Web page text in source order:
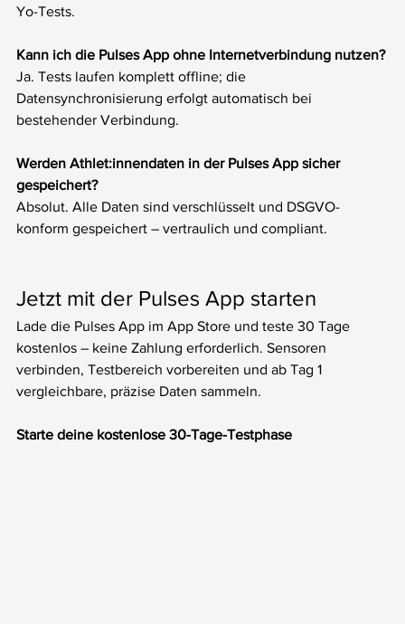
Yo-Tests.
Kann ich die Pulses App ohne Internetverbindung nutzen?
Ja. Tests laufen komplett offline; die
Datensynchronisierung erfolgt automatisch bei
bestehender Verbindung.
Werden Athlet:innendaten in der Pulses App sicher
gespeichert?
Absolut. Alle Daten sind verschlüsselt und DSGVO-
konform gespeichert – vertraulich und compliant.
Jetzt mit der Pulses App starten
Lade die Pulses App im App Store und teste 30 Tage
kostenlos – keine Zahlung erforderlich. Sensoren
verbinden, Testbereich vorbereiten und ab Tag 1
vergleichbare, präzise Daten sammeln.
Starte deine kostenlose 30-Tage-Testphase